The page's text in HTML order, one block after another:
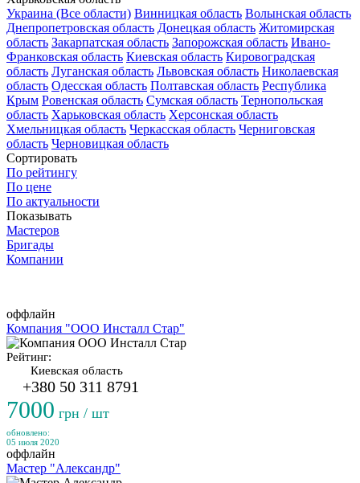
Украина (Все области) Винницкая область Волынская область
Днепропетровская область Донецкая область Житомирская
область Закарпатская область Запорожская область Ивано-
Франковская область Киевская область Кировоградская
область Луганская область Львовская область Николаевская
область Одесская область Полтавская область Республика
Крым Ровенская область Сумская область Тернопольская
область Харьковская область Херсонская область
Хмельницкая область Черкасская область Черниговская
область Черновицкая область
Сортировать
По рейтингу
По цене
По актуальности
Показывать
Мастеров
Бригады
Компании
оффлайн
Компания "ООО Инсталл Стар"
Рейтинг:
Киевская область
+380 50 311 8791
7000 грн / шт
обновлено:
05 июля 2020
оффлайн
Мастер "Александр"